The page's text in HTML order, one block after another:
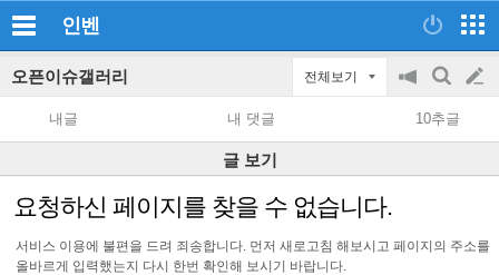
인벤
오픈이슈갤러리 전체보기
공
지
on/off
검
색
글
쓰
기
내글 내 댓글 10추글
글 보기
요청하신 페이지를 찾을 수 없습니다.
서비스 이용에 불편을 드려 죄송합니다. 먼저 새로고침 해보시고 페이지의 주소를
올바르게 입력했는지 다시 한번 확인해 보시기 바랍니다.